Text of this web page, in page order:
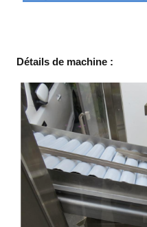
Détails de machine :